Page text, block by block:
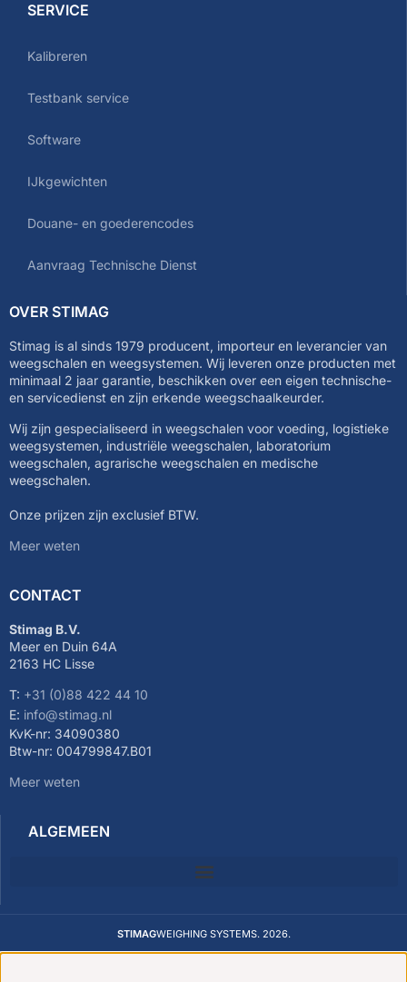
SERVICE
Kalibreren
Testbank service
Software
IJkgewichten
Douane- en goederencodes
Aanvraag Technische Dienst
OVER STIMAG
Stimag is al sinds 1979 producent, importeur en leverancier van
weegschalen en weegsystemen. Wij leveren onze producten met
minimaal 2 jaar garantie, beschikken over een eigen technische-
en servicedienst en zijn erkende weegschaalkeurder.
Wij zijn gespecialiseerd in weegschalen voor voeding, logistieke
weegsystemen, industriële weegschalen, laboratorium
weegschalen, agrarische weegschalen en medische
weegschalen.
Onze prijzen zijn exclusief BTW.
Meer weten
CONTACT
Stimag B.V.
Meer en Duin 64A
2163 HC Lisse
T: +31 (0)88 422 44 10
E: info@stimag.nl
KvK-nr: 34090380
Btw-nr: 004799847.B01
Meer weten
ALGEMEEN
STIMAGWEIGHING SYSTEMS. 2026.